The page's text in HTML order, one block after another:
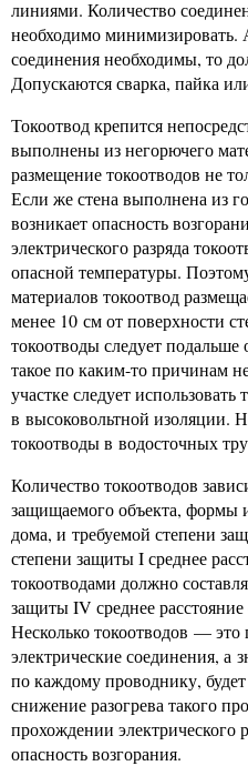
линиями. Количество
необходимо минимизировать.
соединения необходимы, то
Допускаются сварка, пайка
Токоотвод крепится
выполнены из негорючего
размещение токоотводов не
Если же стена выполнена из
возникает опасность
электрического разряда
опасной температуры.
материалов токоотвод
менее 10 см от поверхности
токоотводы следует
такое по каким-то причинам
участке следует использовать
в высоковольтной изоляции.
токоотводы в водосточных
Количество токоотводов
защищаемого объекта, формы
дома, и требуемой степени
степени защиты I среднее
токоотводами должно
защиты IV среднее расстояние
Несколько токоотводов — это
электрические соединения, а
по каждому проводнику,
снижение разогрева такого
прохождении электрического
опасность возгорания.